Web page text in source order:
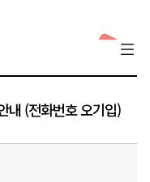
내 (전화번호 오기입)